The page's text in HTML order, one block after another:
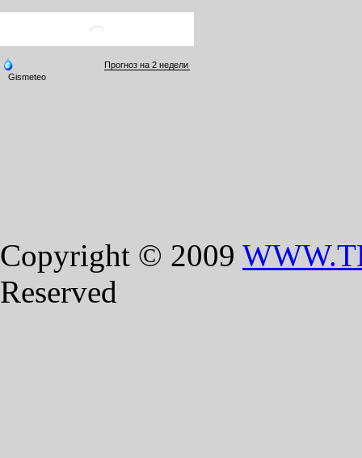
Copyright © 2009
Reserved